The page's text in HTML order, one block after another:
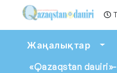
Жаңалықтар
«Qazaqstan